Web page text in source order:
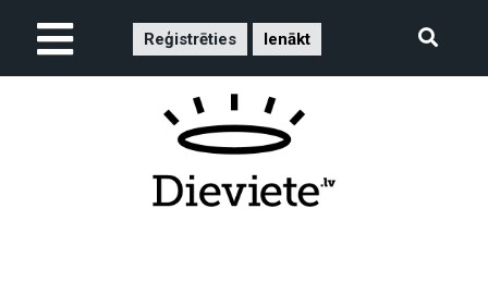
Reģistrēties Ienākt